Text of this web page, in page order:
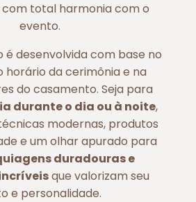
total harmonia com o
evento.
é desenvolvida com base no
horário da cerimônia e na
do casamento. Seja para
durante o dia ou à noite,
modernas, produtos
e um olhar apurado para
duradouras e
que valorizam seu
e personalidade.